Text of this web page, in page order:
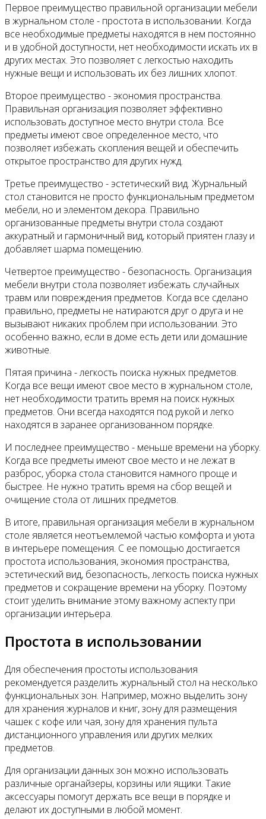
Первое преимущество правильной организации мебели
в журнальном столе - простота в использовании. Когда
все необходимые предметы находятся в нем постоянно
и в удобной доступности, нет необходимости искать их в
других местах. Это позволяет с легкостью находить
нужные вещи и использовать их без лишних хлопот.
Второе преимущество - экономия пространства.
Правильная организация позволяет эффективно
использовать доступное место внутри стола. Все
предметы имеют свое определенное место, что
позволяет избежать скопления вещей и обеспечить
открытое пространство для других нужд.
Третье преимущество - эстетический вид. Журнальный
стол становится не просто функциональным предметом
мебели, но и элементом декора. Правильно
организованные предметы внутри стола создают
аккуратный и гармоничный вид, который приятен глазу и
добавляет шарма помещению.
Четвертое преимущество - безопасность. Организация
мебели внутри стола позволяет избежать случайных
травм или повреждения предметов. Когда все сделано
правильно, предметы не натираются друг о друга и не
вызывают никаких проблем при использовании. Это
особенно важно, если в доме есть дети или домашние
животные.
Пятая причина - легкость поиска нужных предметов.
Когда все вещи имеют свое место в журнальном столе,
нет необходимости тратить время на поиск нужных
предметов. Они всегда находятся под рукой и легко
находятся в заранее организованном порядке.
И последнее преимущество - меньше времени на уборку.
Когда все предметы имеют свое место и не лежат в
разброс, уборка стола становится намного проще и
быстрее. Не нужно тратить время на сбор вещей и
очищение стола от лишних предметов.
В итоге, правильная организация мебели в журнальном
столе является неотъемлемой частью комфорта и уюта
в интерьере помещения. С ее помощью достигается
простота использования, экономия пространства,
эстетический вид, безопасность, легкость поиска нужных
предметов и сокращение времени на уборку. Поэтому
стоит уделить внимание этому важному аспекту при
организации интерьера.
Простота в использовании
Для обеспечения простоты использования
рекомендуется разделить журнальный стол на несколько
функциональных зон. Например, можно выделить зону
для хранения журналов и книг, зону для размещения
чашек с кофе или чая, зону для хранения пульта
дистанционного управления или других мелких
предметов.
Для организации данных зон можно использовать
различные органайзеры, корзины или ящики. Такие
аксессуары помогут держать все вещи в порядке и
делают их доступными в любой момент.